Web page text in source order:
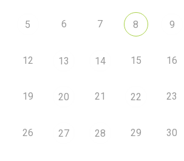
5 6 7 8 9
12 13 14 15 16
19 20 21 22 23
26 27 28 29 30